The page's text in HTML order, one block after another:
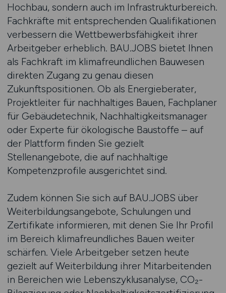
Hochbau, sondern auch im Infrastrukturbereich.
Fachkräfte mit entsprechenden Qualifikationen
verbessern die Wettbewerbsfähigkeit ihrer
Arbeitgeber erheblich. BAU.JOBS bietet Ihnen
als Fachkraft im klimafreundlichen Bauwesen
direkten Zugang zu genau diesen
Zukunftspositionen. Ob als Energieberater,
Projektleiter für nachhaltiges Bauen, Fachplaner
für Gebäudetechnik, Nachhaltigkeitsmanager
oder Experte für ökologische Baustoffe – auf
der Plattform finden Sie gezielt
Stellenangebote, die auf nachhaltige
Kompetenzprofile ausgerichtet sind.
Zudem können Sie sich auf BAU.JOBS über
Weiterbildungsangebote, Schulungen und
Zertifikate informieren, mit denen Sie Ihr Profil
im Bereich klimafreundliches Bauen weiter
schärfen. Viele Arbeitgeber setzen heute
gezielt auf Weiterbildung ihrer Mitarbeitenden
in Bereichen wie Lebenszyklusanalyse, CO₂-